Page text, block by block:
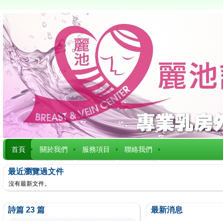
首頁 關於我們 服務項目 聯絡我們
最近瀏覽過文件
沒有最新文件。
詩篇 23 篇 最新消息